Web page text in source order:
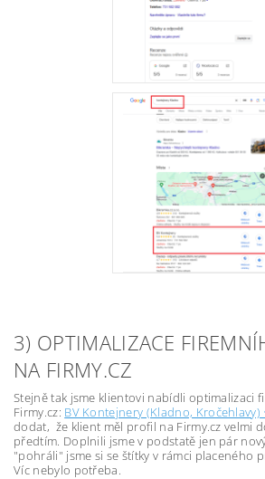
3) OPTIMALIZACE
NA FIRMY.CZ
Stejně tak jsme klientovi nabídli optimalizaci
Firmy.cz: BV Kontejnery (Kladno, Kročehlavy)
dodat, že klient měl profil na Firmy.cz velmi
předtím. Doplnili jsme v podstatě jen pár
"pohráli" jsme si se štítky v rámci placeného
Víc nebylo potřeba.